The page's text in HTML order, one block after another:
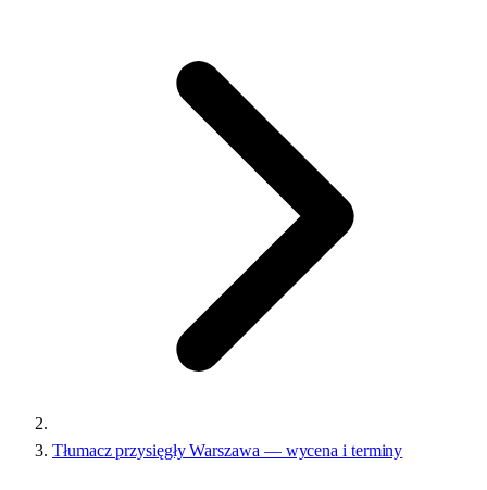
Tłumacz przysięgły Warszawa — wycena i terminy